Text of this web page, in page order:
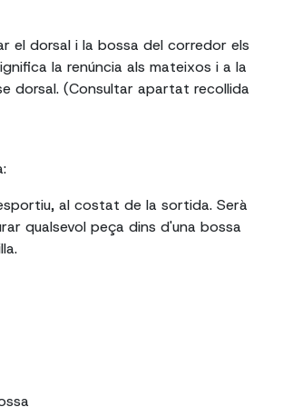
el dorsal i la bossa del corredor els
la renúncia als mateixos i a la
dorsal. (Consultar apartat recollida
al costat de la sortida. Serà
qualsevol peça dins d'una bossa